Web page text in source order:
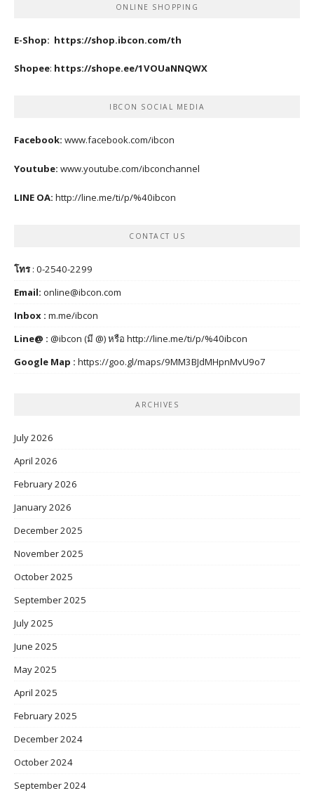
ONLINE SHOPPING
E-Shop: https://shop.ibcon.com/th
Shopee: https://shope.ee/1VOUaNNQWX
IBCON SOCIAL MEDIA
Facebook: www.facebook.com/ibcon
Youtube: www.youtube.com/ibconchannel
LINE OA: http://line.me/ti/p/%40ibcon
CONTACT US
โทร: 0-2540-2299
Email: online@ibcon.com
Inbox : m.me/ibcon
Line@ : @ibcon (มี @) หรือ http://line.me/ti/p/%40ibcon
Google Map : https://goo.gl/maps/9MM3BJdMHpnMvU9o7
ARCHIVES
July 2026
April 2026
February 2026
January 2026
December 2025
November 2025
October 2025
September 2025
July 2025
June 2025
May 2025
April 2025
February 2025
December 2024
October 2024
September 2024